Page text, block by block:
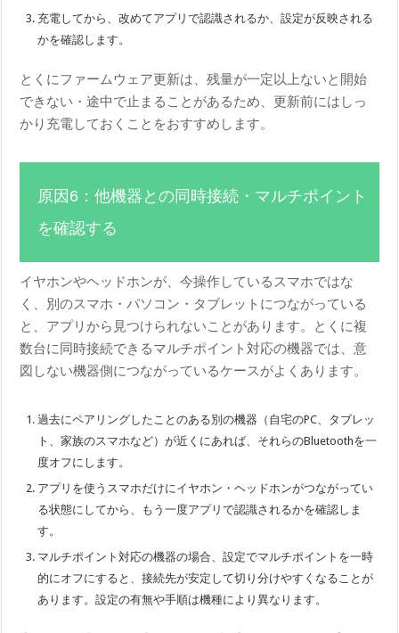
充電してから、改めてアプリで認識されるか、設定が反映される
かを確認します。
とくにファームウェア更新は、残量が一定以上ないと開始
できない・途中で止まることがあるため、更新前にはしっ
かり充電しておくことをおすすめします。
原因6：他機器との同時接続・マルチポイント
を確認する
イヤホンやヘッドホンが、今操作しているスマホではな
く、別のスマホ・パソコン・タブレットにつながっている
と、アプリから見つけられないことがあります。とくに複
数台に同時接続できるマルチポイント対応の機器では、意
図しない機器側につながっているケースがよくあります。
過去にペアリングしたことのある別の機器（自宅のPC、タブレッ
ト、家族のスマホなど）が近くにあれば、それらのBluetoothを一
度オフにします。
アプリを使うスマホだけにイヤホン・ヘッドホンがつながってい
る状態にしてから、もう一度アプリで認識されるかを確認しま
す。
マルチポイント対応の機器の場合、設定でマルチポイントを一時
的にオフにすると、接続先が安定して切り分けやすくなることが
あります。設定の有無や手順は機種により異なります。